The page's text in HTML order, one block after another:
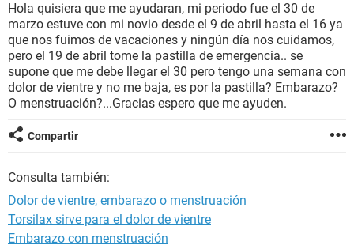
BIENESTAR
SEXUALIDAD
GLOSARIO
Hola quisiera que me ayudaran, mi periodo fue el 30 de
marzo estuve con mi novio desde el 9 de abril hasta el 16 ya
que nos fuimos de vacaciones y ningún día nos cuidamos,
pero el 19 de abril tome la pastilla de emergencia.. se
supone que me debe llegar el 30 pero tengo una semana con
dolor de vientre y no me baja, es por la pastilla? Embarazo?
O menstruación?...Gracias espero que me ayuden.
Compartir
Consulta también:
Dolor de vientre, embarazo o menstruación
Torsilax sirve para el dolor de vientre
Embarazo con menstruación